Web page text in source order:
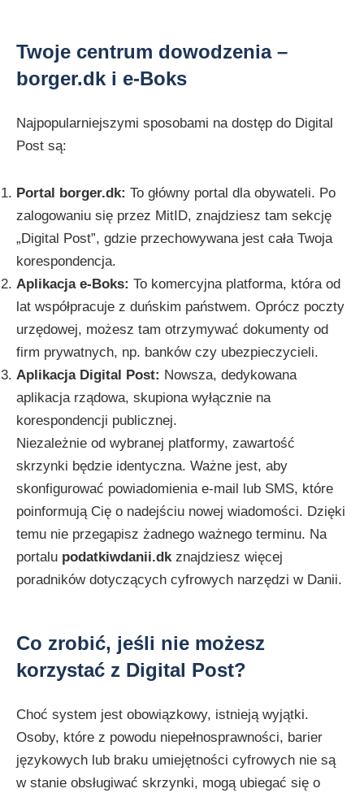
Twoje centrum dowodzenia –
borger.dk i e-Boks
Najpopularniejszymi sposobami na dostęp do Digital
Post są:
Portal borger.dk: To główny portal dla obywateli. Po
zalogowaniu się przez MitID, znajdziesz tam sekcję
„Digital Post”, gdzie przechowywana jest cała Twoja
korespondencja.
Aplikacja e-Boks: To komercyjna platforma, która od
lat współpracuje z duńskim państwem. Oprócz poczty
urzędowej, możesz tam otrzymywać dokumenty od
firm prywatnych, np. banków czy ubezpieczycieli.
Aplikacja Digital Post: Nowsza, dedykowana
aplikacja rządowa, skupiona wyłącznie na
korespondencji publicznej.
Niezależnie od wybranej platformy, zawartość
skrzynki będzie identyczna. Ważne jest, aby
skonfigurować powiadomienia e-mail lub SMS, które
poinformują Cię o nadejściu nowej wiadomości. Dzięki
temu nie przegapisz żadnego ważnego terminu. Na
portalu podatkiwdanii.dk znajdziesz więcej
poradników dotyczących cyfrowych narzędzi w Danii.
Co zrobić, jeśli nie możesz
korzystać z Digital Post?
Choć system jest obowiązkowy, istnieją wyjątki.
Osoby, które z powodu niepełnosprawności, barier
językowych lub braku umiejętności cyfrowych nie są
w stanie obsługiwać skrzynki, mogą ubiegać się o